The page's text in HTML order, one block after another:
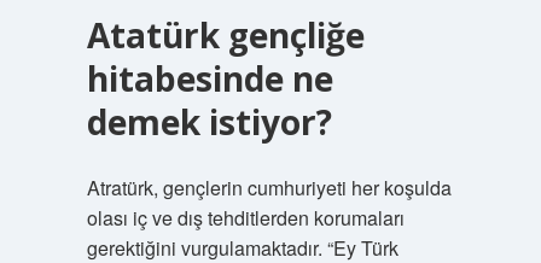
Atatürk gençliğe
hitabesinde ne
demek istiyor?
Atratürk, gençlerin cumhuriyeti her koşulda
olası iç ve dış tehditlerden korumaları
gerektiğini vurgulamaktadır. “Ey Türk